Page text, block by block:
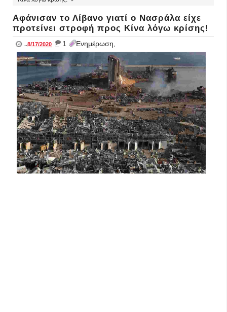
Αφάνισαν το Λίβανο γιατί ο Νασράλα είχε
προτείνει στροφή προς Κίνα λόγω κρίσης!
..8/17/2020 _ 1 Ενημέρωση,